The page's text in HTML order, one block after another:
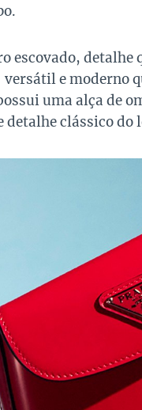
escovado,
e moderno
uma alça de
detalhe clássico